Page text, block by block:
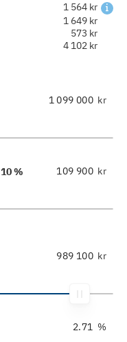
1 564 kr
1 649 kr
573 kr
4 102 kr
kr
10 % kr
kr
%